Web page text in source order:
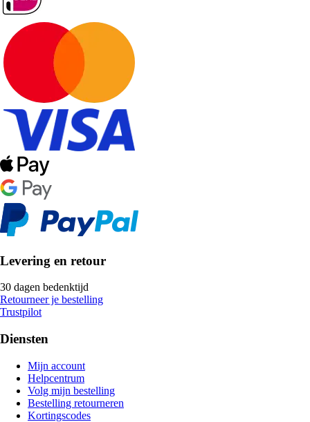
Levering en retour
30 dagen bedenktijd
Retourneer je bestelling
Trustpilot
Diensten
Mijn account
Helpcentrum
Volg mijn bestelling
Bestelling retourneren
Kortingscodes